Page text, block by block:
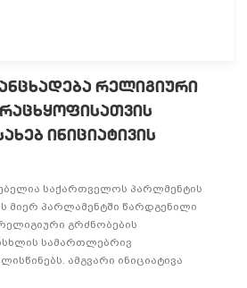
რელიგიური
ინიციატივის
საქართველოს პარლმენტის
მიერ პარლამენტში წარდგენილი
გრძნობების
სამართლებრივ
ამგვარი ინიციატივა